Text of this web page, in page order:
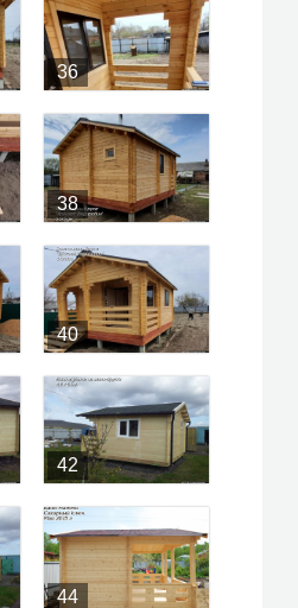
36
38
40
42
44